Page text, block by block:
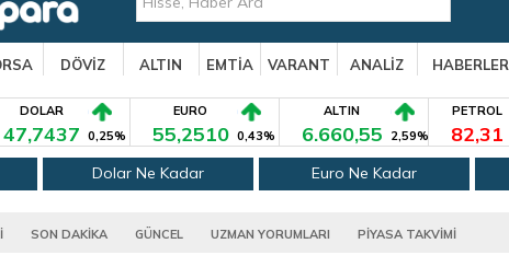
DÖVİZ ALTIN EMTİA VARANT ANALİZ HABERLER
DOLAR
47,7437 0,25%
EURO
55,2510 0,43%
ALTIN
6.660,55 2,59%
PETROL
82,31
Dolar Ne Kadar Euro Ne Kadar
SON DAKİKA GÜNCEL UZMAN YORUMLARI PİYASA TAKVİMİ